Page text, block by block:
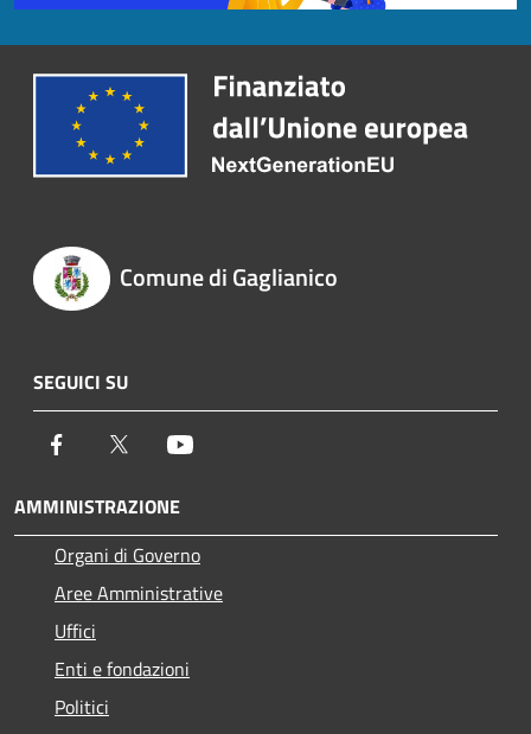
Comune di Gaglianico
SEGUICI SU
Facebook Twitter
AMMINISTRAZIONE
Organi di Governo
Aree Amministrative
Uffici
Enti e fondazioni
Politici